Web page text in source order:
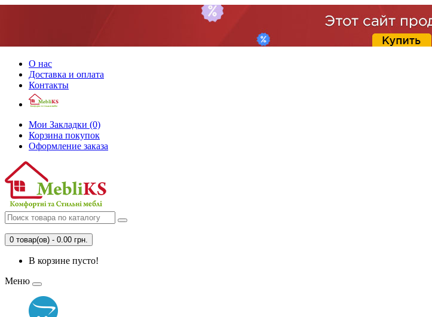
О нас
Доставка и оплата
Контакты
Мои Закладки (0)
Корзина покупок
Оформление заказа
0 товар(ов) - 0.00 грн.
В корзине пусто!
Меню